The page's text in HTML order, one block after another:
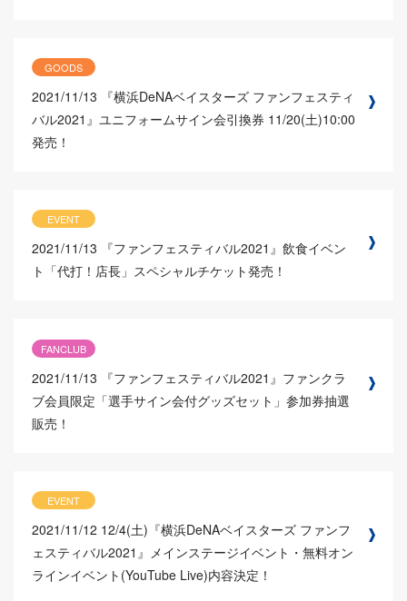
GOODS
2021/11/13
『横浜DeNAベイスターズ ファンフェスティ
バル2021』ユニフォームサイン会引換券 11/20(土)10:00
発売！
EVENT
2021/11/13
『ファンフェスティバル2021』飲食イベン
ト「代打！店長」スペシャルチケット発売！
FANCLUB
2021/11/13
『ファンフェスティバル2021』ファンクラ
ブ会員限定「選手サイン会付グッズセット」参加券抽選
販売！
EVENT
2021/11/12 12/4(土)『横浜DeNAベイスターズ ファンフ
ェスティバル2021』メインステージイベント・無料オン
ラインイベント(YouTube Live)内容決定！